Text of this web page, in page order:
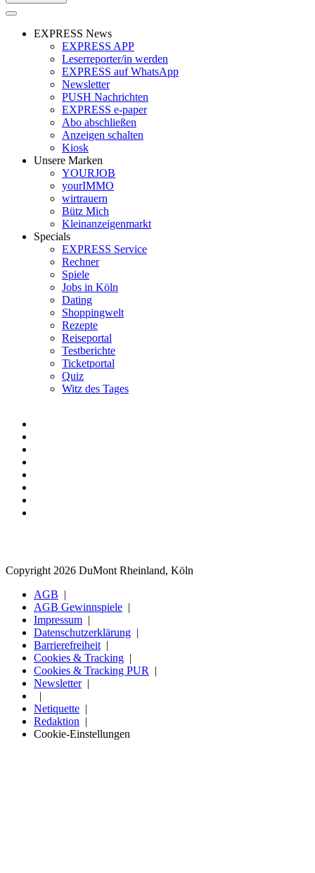
EXPRESS News
EXPRESS APP
Leserreporter/in werden
EXPRESS auf WhatsApp
Newsletter
PUSH Nachrichten
EXPRESS e-paper
Abo abschließen
Anzeigen schalten
Kiosk
Unsere Marken
YOURJOB
yourIMMO
wirtrauern
Bütz Mich
Kleinanzeigenmarkt
Specials
EXPRESS Service
Rechner
Spiele
Jobs in Köln
Dating
Shoppingwelt
Rezepte
Reiseportal
Testberichte
Ticketportal
Quiz
Witz des Tages
Copyright 2026 DuMont Rheinland, Köln
AGB
AGB Gewinnspiele
Impressum
Datenschutzerklärung
Barrierefreiheit
Cookies & Tracking
Cookies & Tracking PUR
Newsletter
Netiquette
Redaktion
Cookie-Einstellungen